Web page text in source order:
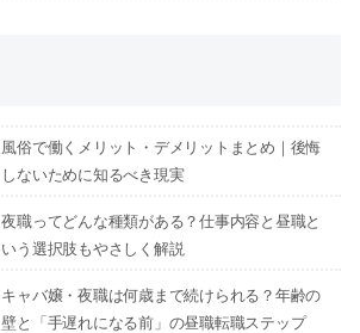
風俗で働くメリット・デメリットまとめ｜後悔
しないために知るべき現実
夜職ってどんな種類がある？仕事内容と昼職と
いう選択肢もやさしく解説
キャバ嬢・夜職は何歳まで続けられる？年齢の
壁と「手遅れになる前」の昼職転職ステップ